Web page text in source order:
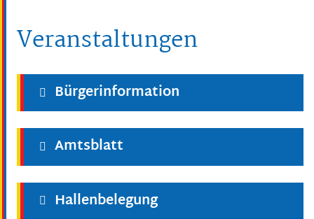
Veranstaltungen
Bürgerinformation
Amtsblatt
Hallenbelegung